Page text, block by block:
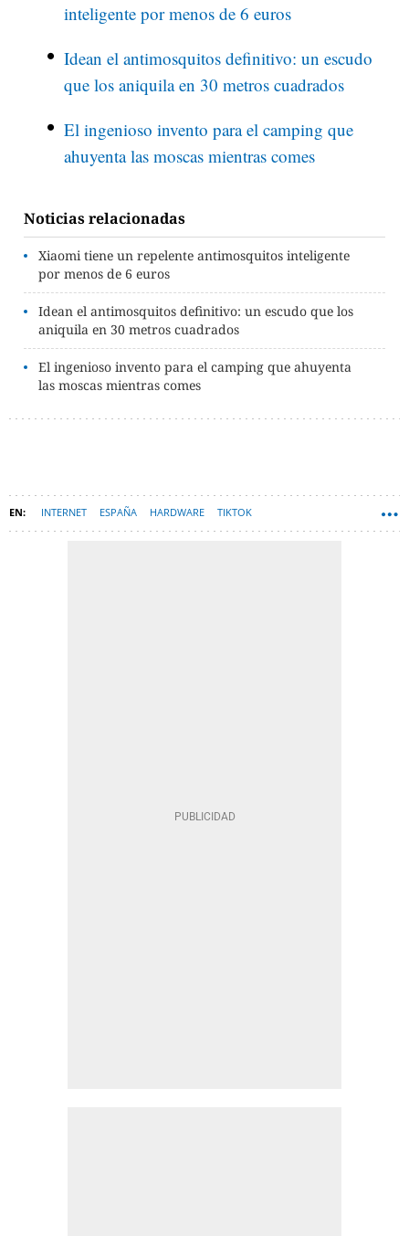
inteligente por menos de 6 euros
Idean el antimosquitos definitivo: un escudo
que los aniquila en 30 metros cuadrados
El ingenioso invento para el camping que
ahuyenta las moscas mientras comes
Noticias relacionadas
Xiaomi tiene un repelente antimosquitos inteligente
por menos de 6 euros
Idean el antimosquitos definitivo: un escudo que los
aniquila en 30 metros cuadrados
El ingenioso invento para el camping que ahuyenta
las moscas mientras comes
INTERNET ESPAÑA HARDWARE TIKTOK